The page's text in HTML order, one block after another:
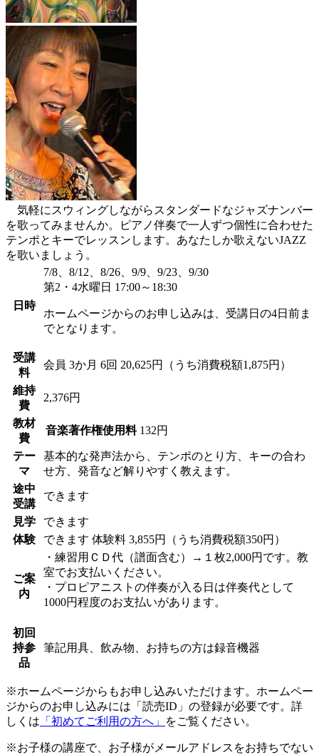
気軽にスウィングしながらスタンダードなジャズナンバー
を歌ってみませんか。ピアノ伴奏で一人ずつ個性に合わせた
テンポとキーでレッスンします。あなたしか歌えないJAZZ
を歌いましょう。
日時
7/8、8/12、8/26、9/9、9/23、9/30
第2・4水曜日 17:00～18:30
ホームページからのお申し込みは、受講日の4日前ま
でとなります。
受講
料
会員 3か月 6回 20,625円（うち消費税額1,875円）
維持
費
2,376円
教材
費
音楽著作権使用料 132円
テー
マ
基本的な発声法から、テンポのとり方、キーの合わ
せ方、発音など解りやすく教えます。
途中
受講
できます
見学
できます
体験
できます 体験料 3,855円（うち消費税額350円）
ご案
内
・練習用ＣＤ代（譜面含む）→１枚2,000円です。教
室でお支払いください。
・プロピアニストの伴奏が入る日は伴奏代として
1000円程度のお支払いがあります。
初回
持参
品
筆記用具、飲み物、お持ちの方は録音機器
※ホームページからもお申し込みいただけます。ホームペー
ジからのお申し込みには「読売ID」の登録が必要です。詳
しくは 「初めてご利用の方へ」 をご覧ください。
※お子様の講座で、お子様がメールアドレスをお持ちでない